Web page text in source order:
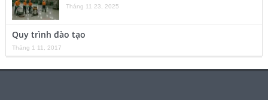
Tháng 11 23, 2025
Quy trình đào tạo
Tháng 1 11, 2017